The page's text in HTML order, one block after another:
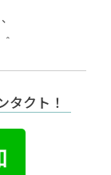
タクト！